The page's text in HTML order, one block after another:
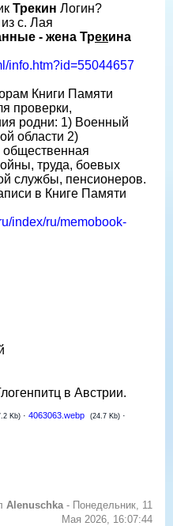
Трекин Логин?
с. Лая
- жена Трекина
info.htm?id=55044657
Книги Памяти
проверки,
родни: 1) Военный
области 2)
общественная
труда, боевых
службы, пенсионеров.
в Книге Памяти
index/ru/memobook-
в Австрии.
Kb) · 4063063.webp (24.7 Kb) ·
Alenuschka - Понедельник, 11
Мая 2026, 16:07:44